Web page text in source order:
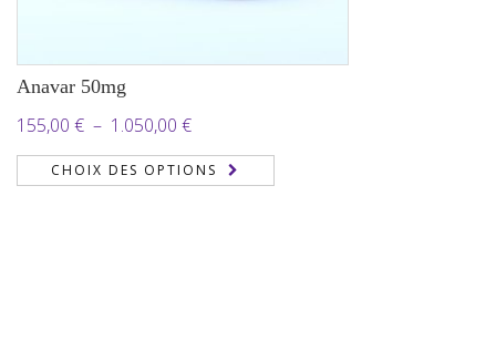
Anavar 50mg
155,00 € – 1.050,00 €Plage
de
prix :
CHOIX DES OPTIONS